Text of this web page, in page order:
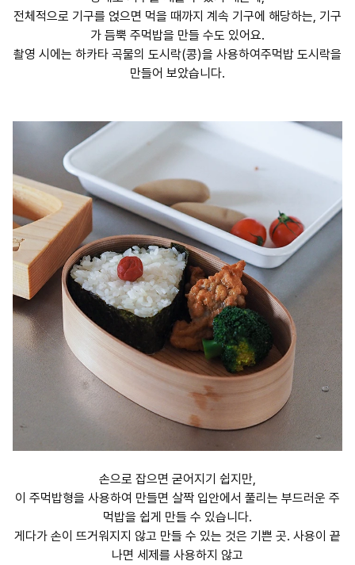
전체적으로 기구를 얹으면 먹을 때까지 계속 기구에 해당하는, 기구
가 듬뿍 주먹밥을 만들 수도 있어요.
촬영 시에는 하카타 곡물의 도시락(콩)을 사용하여주먹밥 도시락을
만들어 보았습니다.
손으로 잡으면 굳어지기 쉽지만,
이 주먹밥형을 사용하여 만들면 살짝 입안에서 풀리는 부드러운 주
먹밥을 쉽게 만들 수 있습니다.
게다가 손이 뜨거워지지 않고 만들 수 있는 것은 기쁜 곳. 사용이 끝
나면 세제를 사용하지 않고